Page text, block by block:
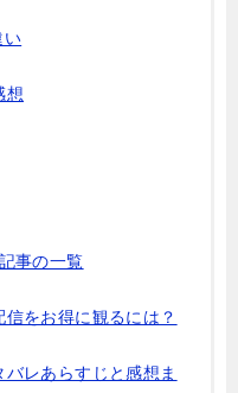
い
想
事の一覧
信をお得に観るには？
バレあらすじと感想ま